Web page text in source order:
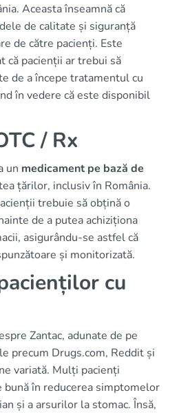
Aceasta înseamnă că
de calitate și siguranță
de către pacienți. Este
că pacienții ar trebui să
de a începe tratamentul cu
în vedere că este disponibil
/ Rx
un medicament pe bază de
țărilor, inclusiv în România.
trebuie să obțină o
de a putea achiziționa
asigurându-se astfel că
și monitorizată.
cu
Zantac, adunate de pe
precum Drugs.com, Reddit și
variată. Mulți pacienți
bună în reducerea simptomelor
și a arsurilor la stomac. Însă,